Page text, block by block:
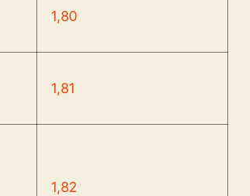
1,80
1,81
1,82